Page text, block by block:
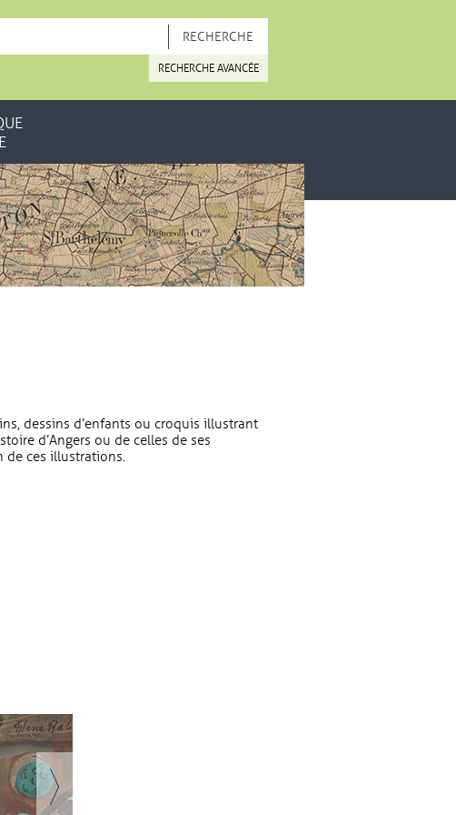
RECHERCHE AVANCÉE
dessins d’enfants ou croquis illustrant
d’Angers ou de celles de ses
de ces illustrations.